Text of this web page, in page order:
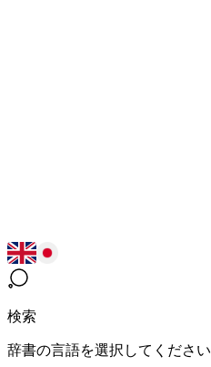
検索
辞書の言語を選択してください